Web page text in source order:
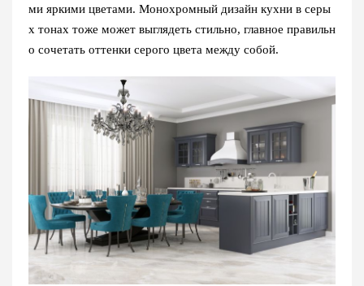
ми яркими цветами. Монохромный дизайн кухни в серы
х тонах тоже может выглядеть стильно, главное правильн
о сочетать оттенки серого цвета между собой.